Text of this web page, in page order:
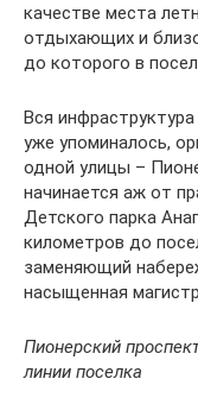
качестве места
отдыхающих и
до которого в
Вся
уже упоминалось,
одной улицы –
начинается аж от
Детского парка
километров до
заменяющий
насыщенная
Пионерский
линии поселка